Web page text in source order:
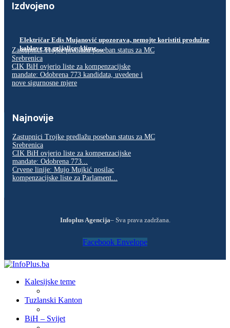
Izdvojeno
Električar Edis Mujanović upozorava, nemojte koristiti produžne
kablove za grijalice, klime…
Zastupnici Trojke predlažu poseban status za MC
Srebrenica
CIK BiH ovjerio liste za kompenzacijske
mandate: Odobrena 773 kandidata, uvedene i
nove sigurnosne mjere
Najnovije
Zastupnici Trojke predlažu poseban status za MC
Srebrenica
CIK BiH ovjerio liste za kompenzacijske
mandate: Odobrena 773...
Crvene linije: Mujo Mujkić nosilac
kompenzacijske liste za Parlament...
Infoplus Agencija– Sva prava zadržana.
Facebook Envelope
Kalesijske teme
Tuzlanski Kanton
BiH – Svijet